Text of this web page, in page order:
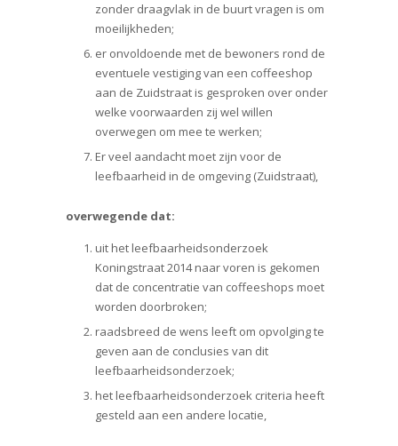
zonder draagvlak in de buurt vragen is om
moeilijkheden;
er onvoldoende met de bewoners rond de
eventuele vestiging van een coffeeshop
aan de Zuidstraat is gesproken over onder
welke voorwaarden zij wel willen
overwegen om mee te werken;
Er veel aandacht moet zijn voor de
leefbaarheid in de omgeving (Zuidstraat),
overwegende dat:
uit het leefbaarheidsonderzoek
Koningstraat 2014 naar voren is gekomen
dat de concentratie van coffeeshops moet
worden doorbroken;
raadsbreed de wens leeft om opvolging te
geven aan de conclusies van dit
leefbaarheidsonderzoek;
het leefbaarheidsonderzoek criteria heeft
gesteld aan een andere locatie,